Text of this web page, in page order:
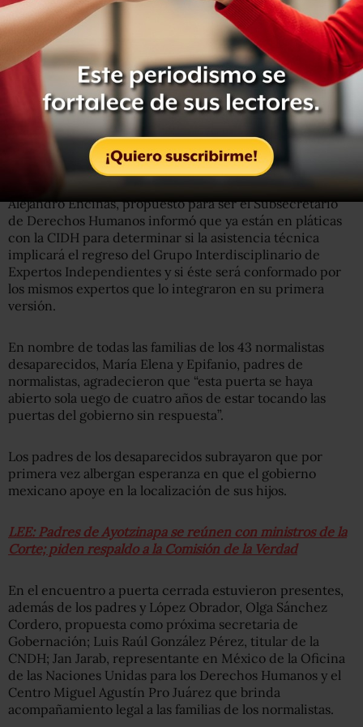
función tradicional: “Ya no va a tener que ver la Segob
con asuntos policíacos, ni con espionajes. La Segob se va
a dedicar a las relaciones políticas, entendiendo la
política como noble oficio y se va a dedicar sobre todo a
proteger los derechos humanos.
LEE: Emmanuel, detenido por caso Ayotzinapa, fue
presuntamente torturado por la Marina, murió y no hay
investigación
Alejandro Encinas, propuesto para ser el Subsecretario
de Derechos Humanos informó que ya están en pláticas
con la CIDH para determinar si la asistencia técnica
implicará el regreso del Grupo Interdisciplinario de
Expertos Independientes y si éste será conformado por
los mismos expertos que lo integraron en su primera
versión.
En nombre de todas las familias de los 43 normalistas
desaparecidos, María Elena y Epifanio, padres de
normalistas, agradecieron que “esta puerta se haya
abierto sola uego de cuatro años de estar tocando las
puertas del gobierno sin respuesta”.
Los padres de los desaparecidos subrayaron que por
primera vez albergan esperanza en que el gobierno
mexicano apoye en la localización de sus hijos.
LEE: Padres de Ayotzinapa se reúnen con ministros de la
Corte; piden respaldo a la Comisión de la Verdad
En el encuentro a puerta cerrada estuvieron presentes,
además de los padres y López Obrador, Olga Sánchez
Cordero, propuesta como próxima secretaria de
Gobernación; Luis Raúl González Pérez , titular de la
CNDH; Jan Jarab, representante en México de la Oficina
de las Naciones Unidas para los Derechos Humanos y el
Centro Miguel Agustín Pro Juárez que brinda
acompañamiento legal a las familias de los normalistas.